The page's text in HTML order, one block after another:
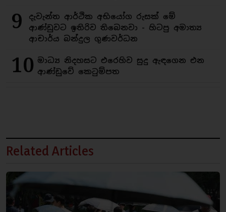
9
දැවැන්ත ආර්ථික අභියෝග රුසක් මේ
ආණ්ඩුවට ඉතිරිව තිබෙනවා - හිටපු අමාත්‍ය
ආචාර්ය බන්දුල ගුණවර්ධන
10 මාධ්‍ය නිදහසට එරෙහිව සුදු ඇඳගෙන එන
ආණ්ඩුවේ කෙටුම්පත
Related Articles